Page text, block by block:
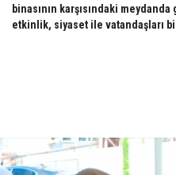
binasının karşısındaki
etkinlik, siyaset ile vatandaşları